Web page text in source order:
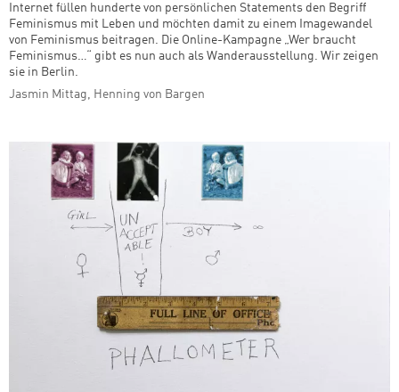
Internet füllen hunderte von persönlichen Statements den Begriff
Feminismus mit Leben und möchten damit zu einem Imagewandel
von Feminismus beitragen. Die Online-Kampagne „Wer braucht
Feminismus…“ gibt es nun auch als Wanderausstellung. Wir zeigen
sie in Berlin.
Jasmin Mittag, Henning von Bargen